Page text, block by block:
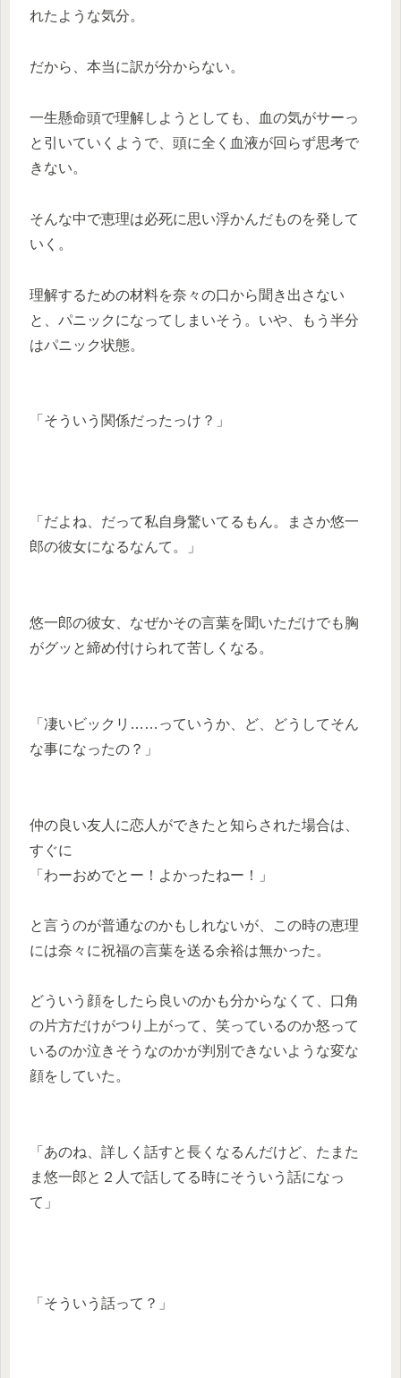
れたような気分。
だから、本当に訳が分からない。
一生懸命頭で理解しようとしても、血の気がサーっ
と引いていくようで、頭に全く血液が回らず思考で
きない。
そんな中で恵理は必死に思い浮かんだものを発して
いく。
理解するための材料を奈々の口から聞き出さない
と、パニックになってしまいそう。いや、もう半分
はパニック状態。
「そういう関係だったっけ？」
「だよね、だって私自身驚いてるもん。まさか悠一
郎の彼女になるなんて。」
悠一郎の彼女、なぜかその言葉を聞いただけでも胸
がグッと締め付けられて苦しくなる。
「凄いビックリ……っていうか、ど、どうしてそん
な事になったの？」
仲の良い友人に恋人ができたと知らされた場合は、
すぐに
「わーおめでとー！よかったねー！」
と言うのが普通なのかもしれないが、この時の恵理
には奈々に祝福の言葉を送る余裕は無かった。
どういう顔をしたら良いのかも分からなくて、口角
の片方だけがつり上がって、笑っているのか怒って
いるのか泣きそうなのかが判別できないような変な
顔をしていた。
「あのね、詳しく話すと長くなるんだけど、たまた
ま悠一郎と２人で話してる時にそういう話になっ
て」
「そういう話って？」